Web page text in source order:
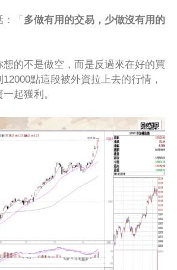
「 多做有用的交易，少做沒有用的
的不是做空，而是反過來在好的買
點這段被外資拉上去的行情，
起獲利。